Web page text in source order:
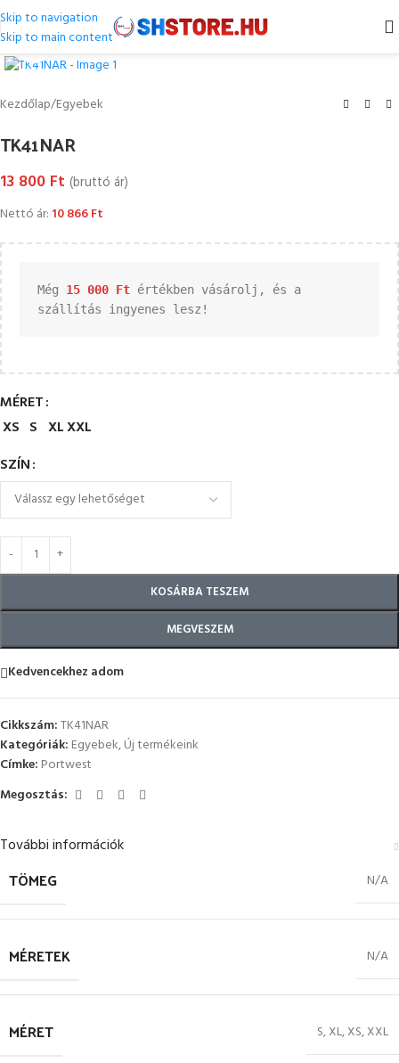
Skip to navigation
Skip to main content
Kattintson a nagyításhoz
Kezdőlap/Egyebek
TK41NAR
13 800 Ft (bruttó ár)
Nettó ár: 10 866Ft
Még 15 000 Ft értékben vásárolj, és a
szállítás ingyenes lesz!
MÉRET
XS S XLXXL
SZÍN
KOSÁRBA TESZEM
MEGVESZEM
Kedvencekhez adom
Cikkszám:TK41NAR
Kategóriák: Egyebek,Új termékeink
Címke: Portwest
Megosztás:
További információk
TÖMEG N/A
MÉRETEK N/A
MÉRET S,XL,XS,XXL